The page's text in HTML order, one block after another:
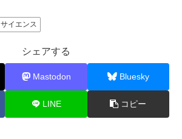
サイエンス
シェアする
Mastodon Bluesky
LINE コピー